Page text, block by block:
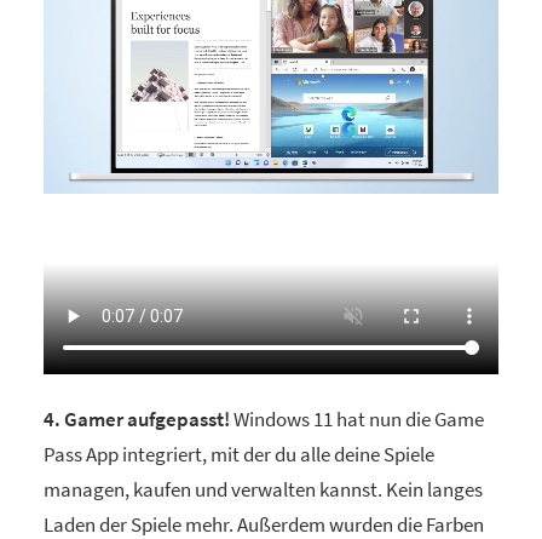
4. Gamer aufgepasst!Windows 11 hat nun die Game
Pass App integriert, mit der du alle deine Spiele
managen, kaufen und verwalten kannst. Kein langes
Laden der Spiele mehr. Außerdem wurden die Farben